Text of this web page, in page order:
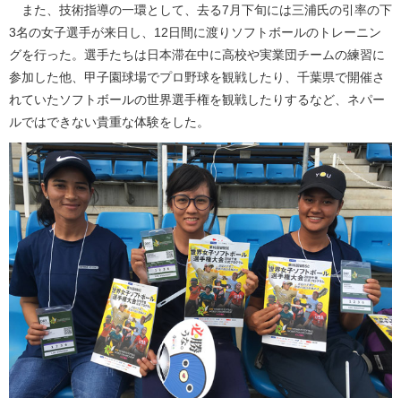
また、技術指導の一環として、去る7月下旬には三浦氏の引率の下
3名の女子選手が来日し、12日間に渡りソフトボールのトレーニン
グを行った。選手たちは日本滞在中に高校や実業団チームの練習に
参加した他、甲子園球場でプロ野球を観戦したり、千葉県で開催さ
れていたソフトボールの世界選手権を観戦したりするなど、ネパー
ルではできない貴重な体験をした。